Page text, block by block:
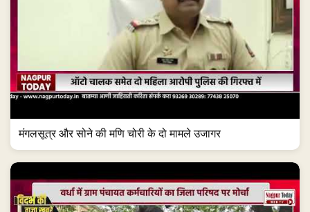
मंगलसूत्र और सोने की मणि चोरी के दो मामले उजागर